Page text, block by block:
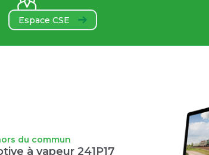
Espace CSE
du commun
à vapeur 241P17